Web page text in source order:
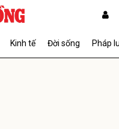
Kinh tế Đời sống Pháp